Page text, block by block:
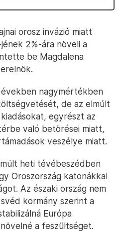
orosz invázió miatt
2%-ára növeli a
be Magdalena
években nagymértékben
de az elmúlt
egyrészt az
való betörései miatt,
veszélye miatt.
heti tévébeszédben
Oroszország katonákkal
Az északi ország nem
kormány szerint a
Európa
a feszültséget.